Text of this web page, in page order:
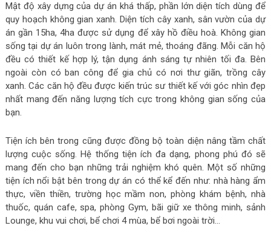
Mật độ xây dựng của dự án khá thấp, phần lớn diện tích dùng để
quy hoạch không gian xanh. Diện tích cây xanh, sân vườn của dự
án gần 15ha, 4ha được sử dụng để xây hồ điều hoà. Không gian
sống tại dự án luôn trong lành, mát mẻ, thoáng đãng. Mỗi căn hộ
đều có thiết kế hợp lý, tận dụng ánh sáng tự nhiên tối đa. Bên
ngoài còn có ban công để gia chủ có nơi thư giãn, trồng cây
xanh. Các căn hộ đều được kiến trúc sư thiết kế với góc nhìn đẹp
nhất mang đến năng lượng tích cực trong không gian sống của
bạn.
Tiện ích bên trong cũng được đồng bộ toàn diện nâng tầm chất
lượng cuộc sống. Hệ thống tiện ích đa dạng, phong phú đó sẽ
mang đến cho bạn những trải nghiệm khó quên. Một số những
tiện ích nổi bật bên trong dự án có thể kể đến như: nhà hàng ẩm
thực, viền thiền, trường học mầm non, phòng khám bệnh, nhà
thuốc, quán cafe, spa, phòng Gym, bãi giữ xe thông minh, sảnh
Lounge, khu vui chơi, bể chơi 4 mùa, bể bơi ngoài trời…